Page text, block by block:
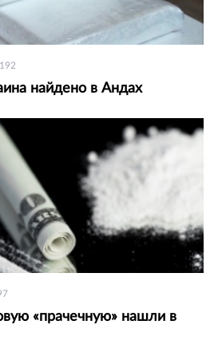
найдено в Андах
«прачечную» нашли в